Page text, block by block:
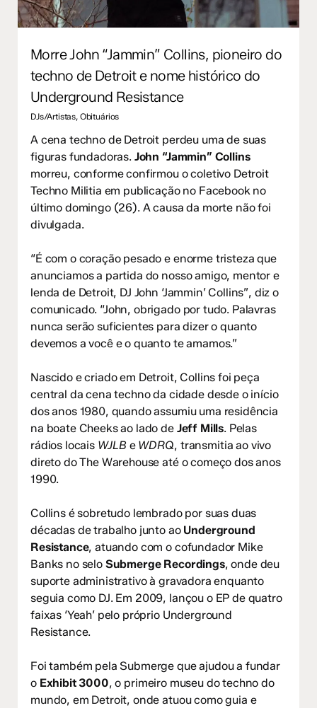
Morre John “Jammin” Collins, pioneiro do
techno de Detroit e nome histórico do
Underground Resistance
DJs/Artistas, Obituários
A cena techno de Detroit perdeu uma de suas
figuras fundadoras. John “Jammin” Collins
morreu, conforme confirmou o coletivo Detroit
Techno Militia em publicação no Facebook no
último domingo (26). A causa da morte não foi
divulgada.
“É com o coração pesado e enorme tristeza que
anunciamos a partida do nosso amigo, mentor e
lenda de Detroit, DJ John ‘Jammin’ Collins”, diz o
comunicado. “John, obrigado por tudo. Palavras
nunca serão suficientes para dizer o quanto
devemos a você e o quanto te amamos.”
Nascido e criado em Detroit, Collins foi peça
central da cena techno da cidade desde o início
dos anos 1980, quando assumiu uma residência
na boate Cheeks ao lado de Jeff Mills. Pelas
rádios locais WJLBe WDRQ, transmitia ao vivo
direto do The Warehouse até o começo dos anos
1990.
Collins é sobretudo lembrado por suas duas
décadas de trabalho junto ao Underground
Resistance, atuando com o cofundador Mike
Banks no selo Submerge Recordings, onde deu
suporte administrativo à gravadora enquanto
seguia como DJ. Em 2009, lançou o EP de quatro
faixas ‘Yeah’ pelo próprio Underground
Resistance.
Foi também pela Submerge que ajudou a fundar
o Exhibit 3000, o primeiro museu do techno do
mundo, em Detroit, onde atuou como guia e